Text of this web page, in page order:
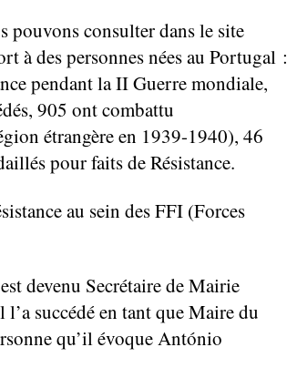
pouvons consulter dans le site
à des personnes nées au Portugal :
pendant la II Guerre mondiale,
905 ont combattu
étrangère en 1939-1940), 46
pour faits de Résistance.
au sein des FFI (Forces
devenu Secrétaire de Mairie
succédé en tant que Maire du
qu’il évoque António